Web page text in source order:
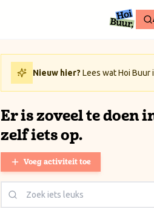
Nieuw hier? Lees wat Hoi Buur
Er is zoveel te doen
zelf iets op.
Voeg activiteit toe